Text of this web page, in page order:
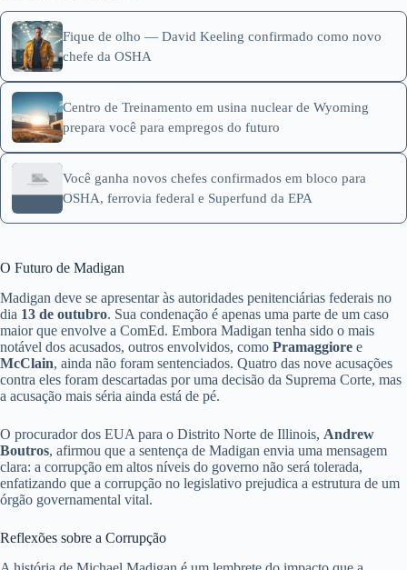
Fique de olho — David Keeling confirmado como novo
chefe da OSHA
Centro de Treinamento em usina nuclear de Wyoming
prepara você para empregos do futuro
Você ganha novos chefes confirmados em bloco para
OSHA, ferrovia federal e Superfund da EPA
O Futuro de Madigan
Madigan deve se apresentar às autoridades penitenciárias federais no
dia 13 de outubro. Sua condenação é apenas uma parte de um caso
maior que envolve a ComEd. Embora Madigan tenha sido o mais
notável dos acusados, outros envolvidos, como Pramaggiore e
McClain, ainda não foram sentenciados. Quatro das nove acusações
contra eles foram descartadas por uma decisão da Suprema Corte, mas
a acusação mais séria ainda está de pé.
O procurador dos EUA para o Distrito Norte de Illinois, Andrew
Boutros, afirmou que a sentença de Madigan envia uma mensagem
clara: a corrupção em altos níveis do governo não será tolerada,
enfatizando que a corrupção no legislativo prejudica a estrutura de um
órgão governamental vital.
Reflexões sobre a Corrupção